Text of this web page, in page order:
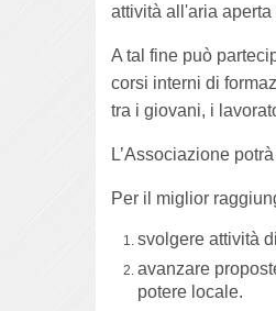
attività all'aria
A tal fine può
corsi interni di
tra i giovani, i
L’Associazione
Per il miglior
svolgere attività
avanzare
potere locale.